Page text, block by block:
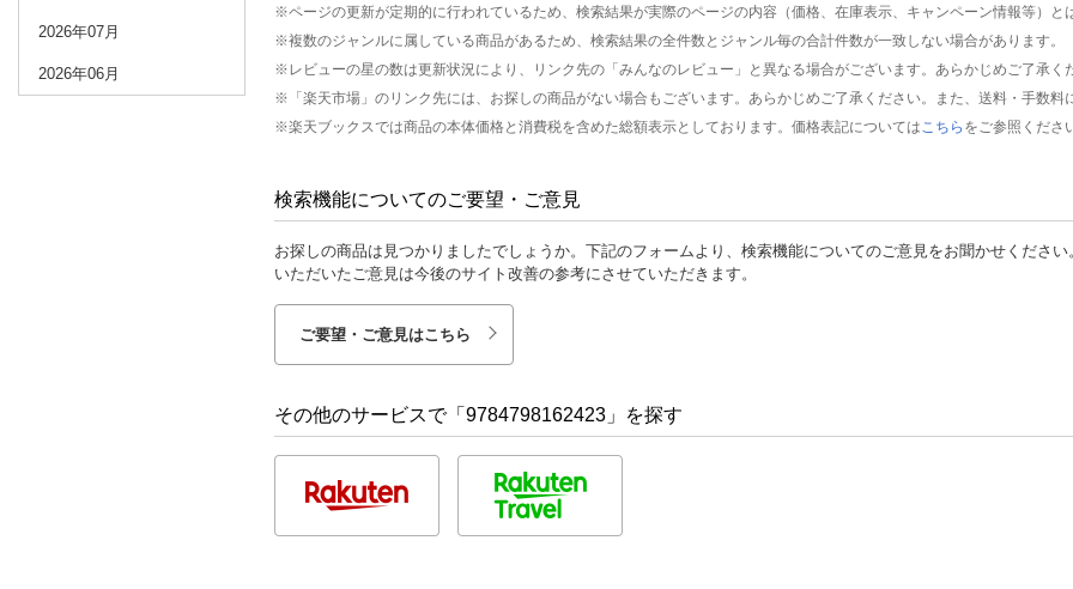
2026年07月
2026年06月
※ページの更新が定期的に行われているため、検索結果が実際のページの内容（価格、在庫表示、キャンペーン情報等）と
※複数のジャンルに属している商品があるため、検索結果の全件数とジャンル毎の合計件数が一致しない場合があります。
※レビューの星の数は更新状況により、リンク先の「みんなのレビュー」と異なる場合がございます。あらかじめご了承く
※「楽天市場」のリンク先には、お探しの商品がない場合もございます。あらかじめご了承ください。また、送料・手数料
※楽天ブックスでは商品の本体価格と消費税を含めた総額表示としております。価格表記については こちら をご参照くださ
検索機能についてのご要望・ご意見
お探しの商品は見つかりましたでしょうか。下記のフォームより、検索機能についてのご意見をお聞かせください
いただいたご意見は今後のサイト改善の参考にさせていただきます。
ご要望・ご意見はこちら
その他のサービスで「9784798162423」を探す